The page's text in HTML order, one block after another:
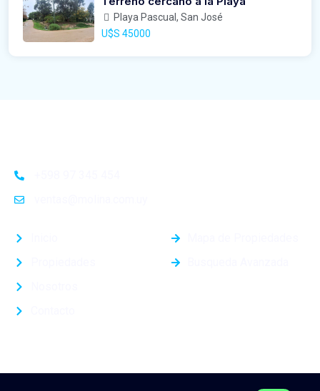
Playa Pascual, San José
U$S 45000